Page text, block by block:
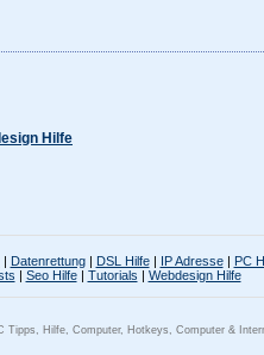
Hilfe
| Datenrettung| DSL Hilfe| IP Adresse| PC
| Seo Hilfe| Tutorials | Webdesign Hilfe
Tipps, Hilfe, Computer, Hotkeys, Computer &